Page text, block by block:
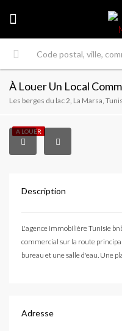
Les berges du lac 2, La Marsa, Tunis
A LOUER
Description
L'agence immobilière Tunisie
commercial sur la route
bureau et une salle d'eau. Une
Adresse